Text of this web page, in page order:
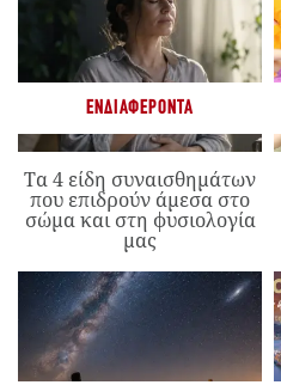
ΕΝΔΙΑΦΈΡΟΝΤΑ
Τα 4 είδη συναισθημάτων
που επιδρούν άμεσα στο
σώμα και στη φυσιολογία
μας